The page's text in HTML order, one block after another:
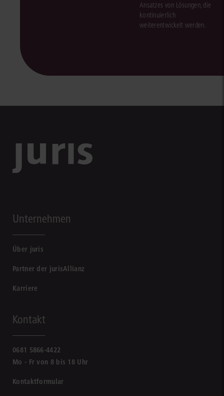
Ansatzes von Lösungen, die
kontinuierlich
weiterentwickelt werden.
Unternehmen
Über juris
Partner der jurisAllianz
Karriere
Kontakt
0681 5866-4422
Mo - Fr von 8 bis 18 Uhr
Kontaktformular